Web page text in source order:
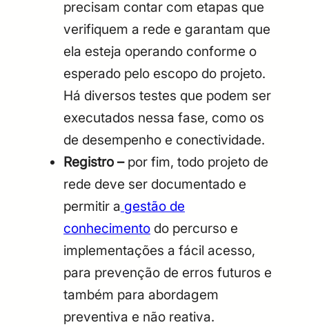
precisam contar com etapas que
verifiquem a rede e garantam que
ela esteja operando conforme o
esperado pelo escopo do projeto.
Há diversos testes que podem ser
executados nessa fase, como os
de desempenho e conectividade.
Registro –por fim, todo projeto de
rede deve ser documentado e
permitir a gestão de
conhecimento do percurso e
implementações a fácil acesso,
para prevenção de erros futuros e
também para abordagem
preventiva e não reativa.